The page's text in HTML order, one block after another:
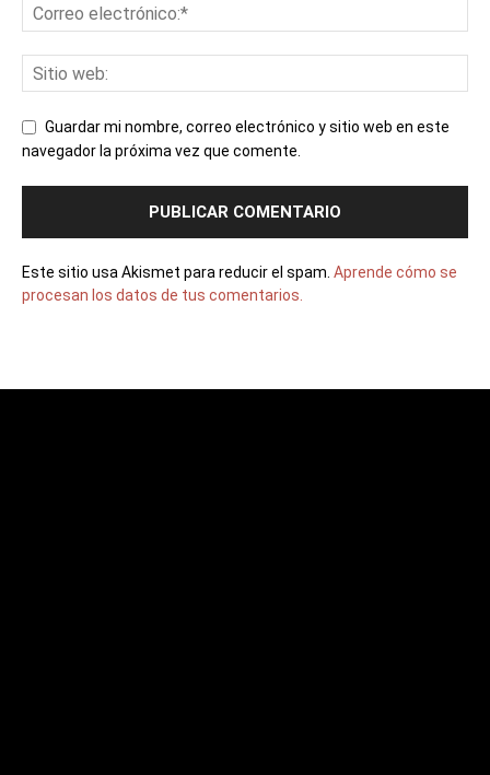
Guardar mi nombre, correo electrónico y sitio web en este
navegador la próxima vez que comente.
Este sitio usa Akismet para reducir el spam. Aprende cómo se
procesan los datos de tus comentarios.